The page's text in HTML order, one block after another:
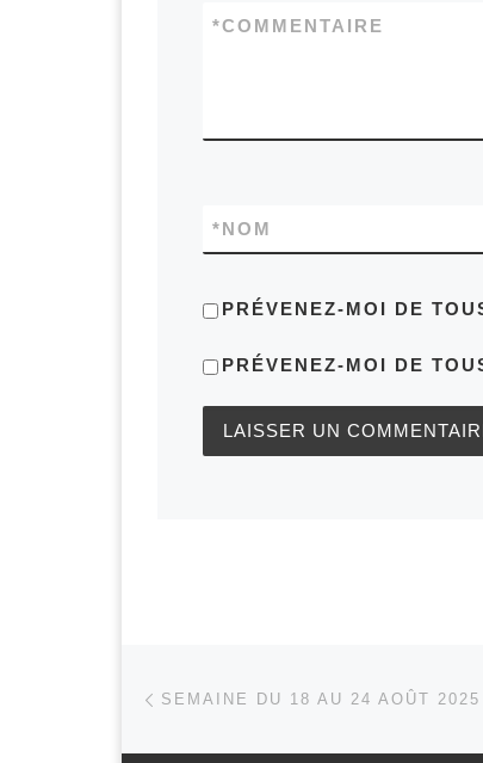
COMMENTAIRE
*
NOM
*
PRÉVENEZ-MOI DE
PRÉVENEZ-MOI DE
Parcourir les articles
SEMAINE DU 18 AU 24 AOÛT 2025